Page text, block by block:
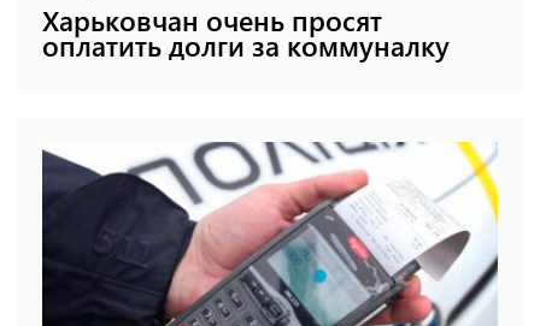
Харьковчан очень просят
оплатить долги за коммуналку